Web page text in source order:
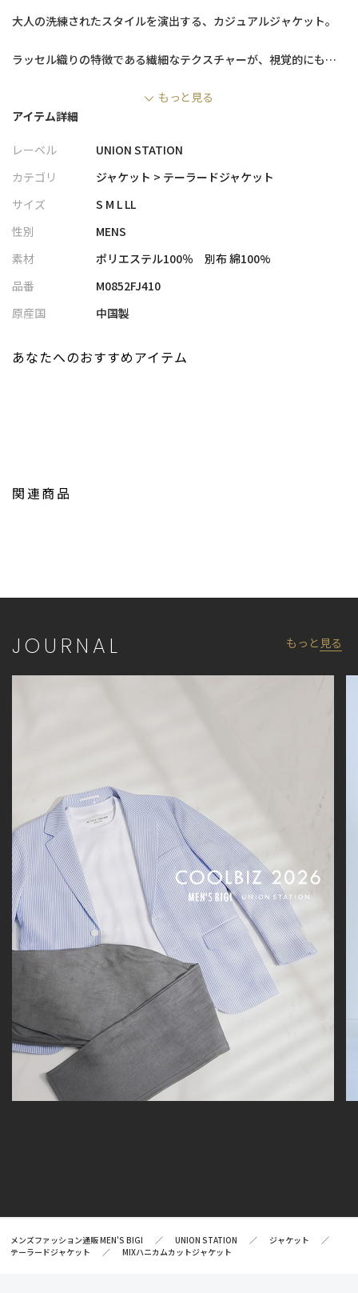
大人の洗練されたスタイルを演出する、カジュアルジャケット。
ラッセル織りの特徴である繊細なテクスチャーが、視覚的にも魅
さらに、この生地の風合いは非常に柔らかく、肌触りが良いた
日常使いはもちろん、特別な日の装いにも最適です。
な装いに合わせることができます。
特にデニムパンツとの相性が抜群で、いつもとは一味違うスタイ
リッシュなコーディネートを楽しむことができます。
また、チノパンツやスラックスなど、様々なパンツスタイルにも
合わせやすいので、着こなしの幅を広げます。
心地にこだわったアイテムを展開。
※屋外での撮影画像は光の加減で、実際の商品より明るく見える
※生産の都合上、納期が変更になる場合がございます。発送日が
※他のキャンペーンにより、期間中に価格が変動する場合があり
ます。※セールは予告なく終了させていただく場合もあります。
もっと見る
アイテム詳細
レーベル
UNION STATION
カテゴリ
ジャケット > テーラードジャケット
サイズ
S M L LL
性別
MENS
素材
ポリエステル100％ 別布 綿100%
品番
M0852FJ410
原産国
中国製
関連商品
あなたへのおすすめアイテム
JOURNAL もっと 見る
メンズファッション通販 MEN'S BIGI UNION STATION
ジャケット
テーラードジャケット
MIXハニカムカットジャケット